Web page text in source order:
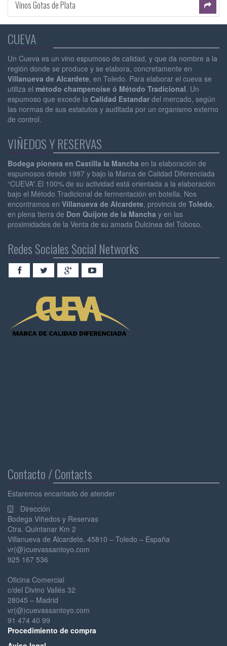
Vinos Gotas de Plata
CUEVA
Un Cueva es un vino espumoso de calidad, y que da nombre a la
región donde se produce y se elabora, concretamente en
Villanueva de Alcardete, en Toledo. Para elaborar el cueva se
utiliza el método champenoise ó Método Tradicional. Un
espumoso que excede la Calidad Estandar del mercado, según
las normas de sus estatutos y auditada por un organismo externo
de control.
VIÑEDOS Y RESERVAS
Bodega pionera en Castilla la Mancha en la elaboración de
espumosos desde 1987 y bajo la Marca de Calidad Diferenciada
“CUEVA”.El 100% de su actividad está orientada a la elaboración
bajo el Método Tradicional de fermentación en botella. Nos
encontramos en Villanueva de Alcardete, provincia de Toledo,
en plena tierra de Don Quijote de la Mancha y en las
proximidades de la Venta de su amada Dulcinea del Toboso.
Redes Sociales Social Networks
Contacto / Contacts
Estaremos encantado de atender
Dirección
Bodega Viñedos y Reservas
Ctra. Quintanar Km 2
Villanueva de Alcardete. 45810 – Toledo – España
vr(@)cuevassantoyo.com
925 167 536
Oficina Comercial
c/del Divino Vallés 32
28045 – Madrid
vr(@)cuevassantoyo.com
91 474 40 99
Procedimiento de compra